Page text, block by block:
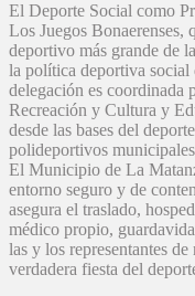
El Deporte Social como
Los Juegos Bonaerenses,
deportivo más grande de
la política deportiva
delegación es coordinada
Recreación y Cultura y
desde las bases del
polideportivos
El Municipio de La
entorno seguro y de
asegura el traslado,
médico propio,
las y los representantes
verdadera fiesta del